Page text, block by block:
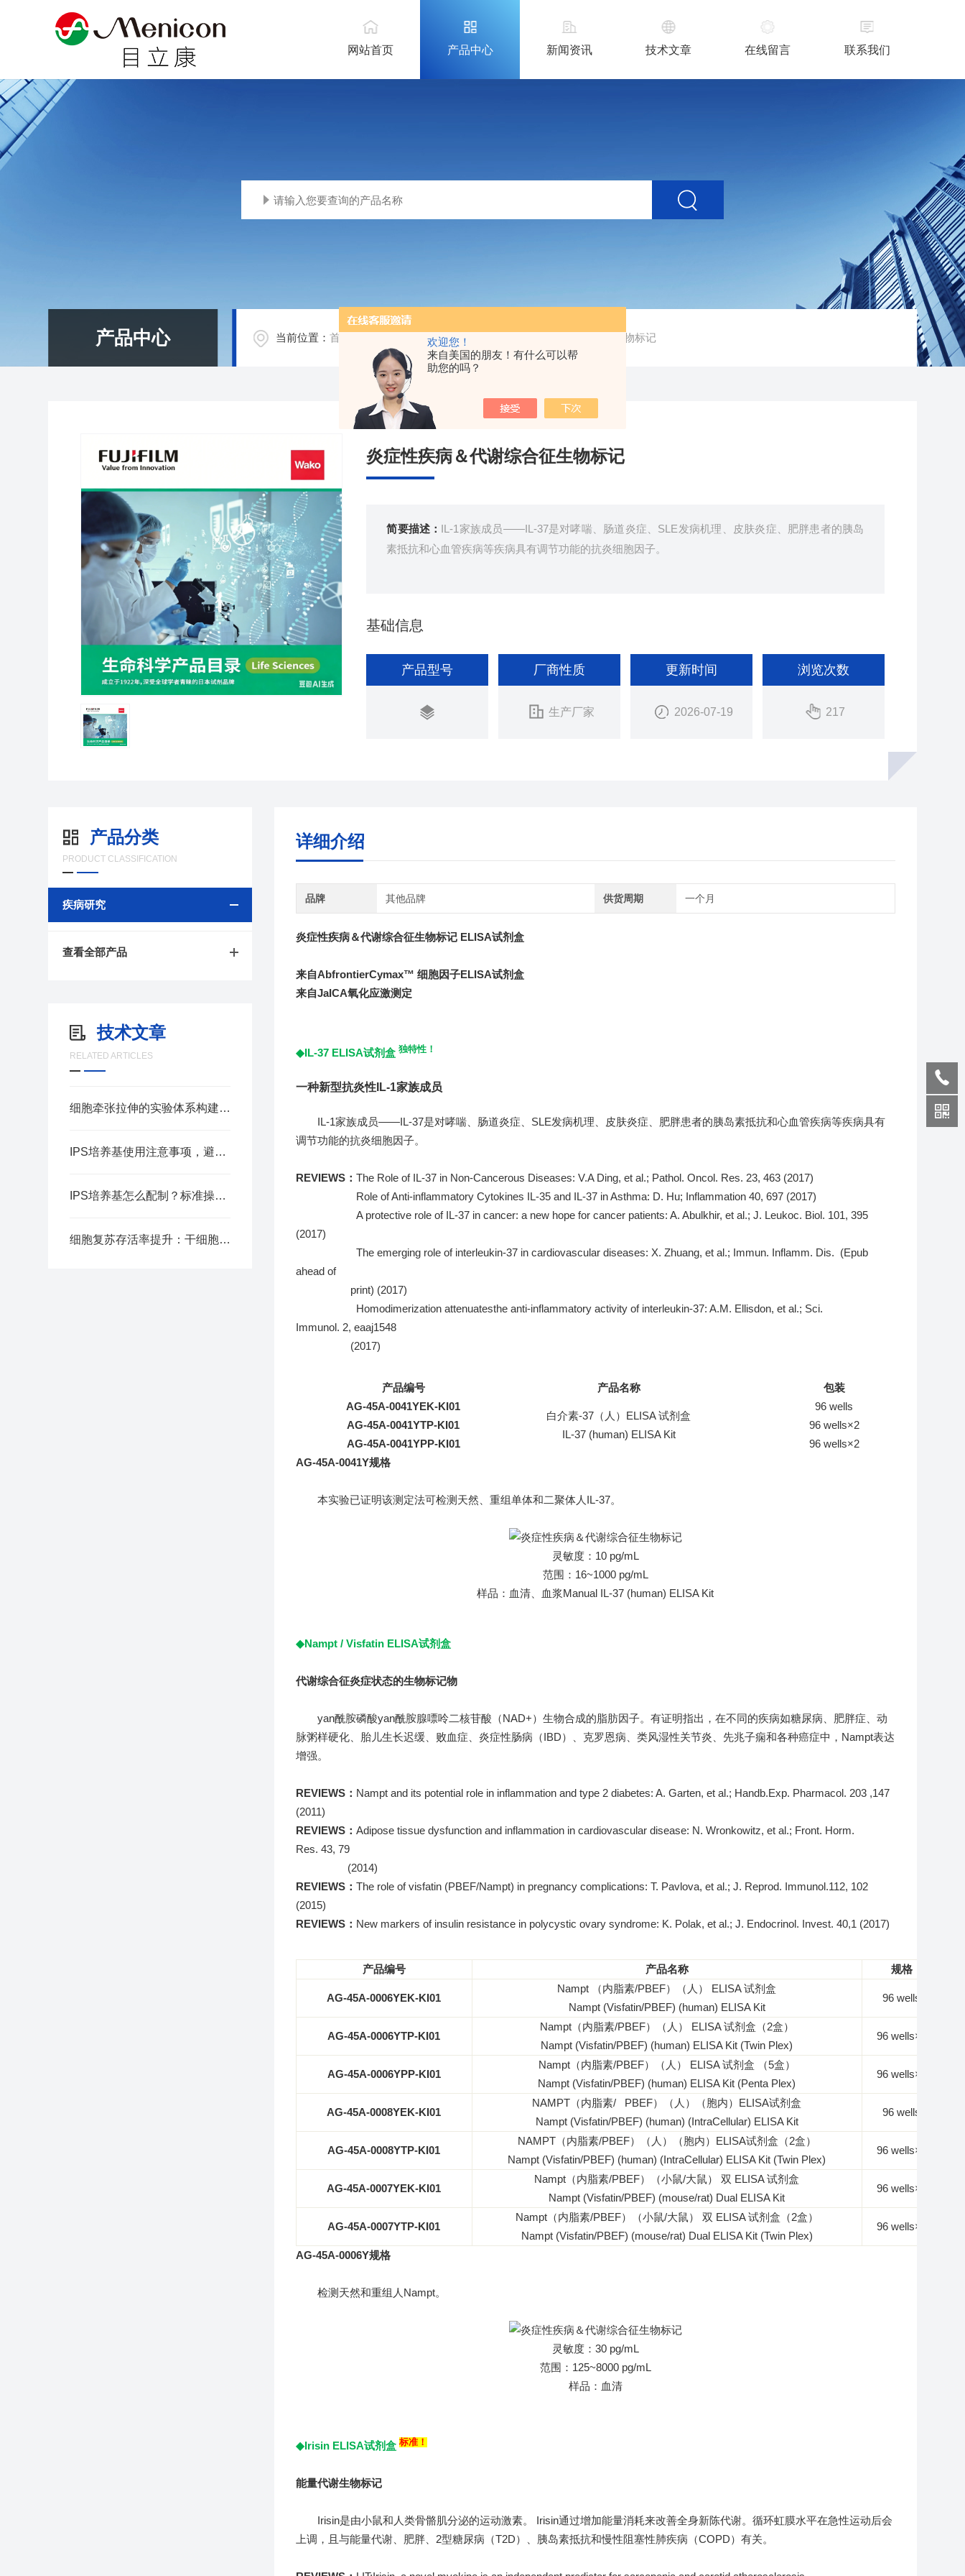
欢迎您！
来自美国的朋友！有什么可以帮
助您的吗？
网站首页 产品中心 新闻资讯 技术文章 在线留言 联系我们
产品中心 当前位置：首页 / /疾病研究 / 炎症性疾病＆代谢综合征生物标记
炎症性疾病＆代谢综合征生物标记
简要描述： IL-1家族成员——IL-37是对哮喘、肠道炎症、SLE发病机理、皮肤炎症、肥胖患者的胰岛
素抵抗和心血管疾病等疾病具有调节功能的抗炎细胞因子。
基础信息
产品型号 厂商性质
生产厂家
更新时间
2026-07-19
浏览次数
217
产品分类
PRODUCT CLASSIFICATION
疾病研究
查看全部产品
技术文章
RELATED ARTICLES
细胞牵张拉伸的实验体系构建要点
IPS培养基使用注意事项，避免菌落检测误差
IPS培养基怎么配制？标准操作步骤汇总
细胞复苏存活率提升：干细胞冻存液应用实操指南
详细介绍
品牌 其他品牌 供货周期 一个月
炎症性疾病＆代谢综合征生物标记ELISA试剂盒
来自AbfrontierCymax™ 细胞因子ELISA试剂盒
来自JaICA氧化应激测定
◆IL-37 ELISA试剂盒 独特性！
一种新型抗炎性IL-1家族成员
IL-1家族成员——IL-37是对哮喘、肠道炎症 SLE发病机理 皮肤炎症
肥胖患者的胰岛素抵抗和心血管疾病等疾病具有
调节功能的抗炎细胞因子。
REVIEWS： The Role of IL-37 in Non-Cancerous Diseases: V.A Ding, et al.; Pathol. Oncol. Res. 23, 463 (2017)
Role of Anti-inflammatory Cytokines IL-35 and IL-37 in Asthma: D. Hu; Inflammation 40, 697(2017)
A protective role of IL-37 in cancer: a new hope for cancer patients: A. Abulkhir, et al.; J. Leukoc. Biol. 101, 395
(2017)
The emerging role of interleukin-37 in cardiovascular diseases: X. Zhuang, et al.; Immun. Inflamm. Dis. (Epub
ahead of
print) (2017)
Homodimerization attenuatesthe anti-inflammatory activity of interleukin-37: A.M. Ellisdon, et al.; Sci.
Immunol. 2, eaaj1548
(2017)
产品编号 产品名称
包装
AG-45A-0041YEK-KI01
白介素-37（人）ELISA 试剂盒
IL-37 (human) ELISA Kit
96 wells
AG-45A-0041YTP-KI01
96 wells×2
AG-45A-0041YPP-KI01
96 wells×2
AG-45A-0041Y规格
本实验已证明该测定法可检测天然 重组单体和二聚体人IL-37。
灵敏度：10 pg/mL
范围：16~1000 pg/mL
样品：血清、血浆Manual IL-37 (human) ELISA Kit
◆Nampt / Visfatin ELISA试剂盒
代谢综合征炎症状态的生物标记物
yan酰胺磷酸yan酰胺腺嘌呤二核苷酸（NAD+）生物合成的脂肪因子。有证明指出，在不同的疾病如糖尿病、肥胖症、动
脉粥样硬化、胎儿生长迟缓、败血症、炎症性肠病（IBD）、克罗恩病、类风湿性关节炎、先兆子痫和各种癌症中，Nampt表达
增强。
REVIEWS： Nampt and its potential role in inflammation and type 2 diabetes: A. Garten, et al.; Handb.Exp. Pharmacol. 203 ,147
(2011)
REVIEWS： Adipose tissue dysfunction and inflammation in cardiovascular disease: N. Wronkowitz, et al.; Front. Horm.
Res. 43, 79
(2014)
REVIEWS： The role of visfatin (PBEF/Nampt) in pregnancy complications: T. Pavlova, et al.; J. Reprod. Immunol.112, 102
(2015)
REVIEWS： New markers of insulin resistance in polycystic ovary syndrome: K. Polak, et al.; J. Endocrinol. Invest. 40,1 (2017)
产品编号 产品名称 规格
AG-45A-0006YEK-KI01
Nampt （内脂素/PBEF）（人） ELISA 试剂盒
Nampt (Visfatin/PBEF) (human) ELISA Kit
96 wells
AG-45A-0006YTP-KI01
Nampt（内脂素/PBEF）（人） ELISA 试剂盒（2盒）
Nampt (Visfatin/PBEF) (human) ELISA Kit (Twin Plex)
96 wells×
AG-45A-0006YPP-KI01
Nampt（内脂素/PBEF）（人） ELISA 试剂盒 （5盒）
Nampt (Visfatin/PBEF) (human) ELISA Kit (Penta Plex)
96 wells×
AG-45A-0008YEK-KI01
NAMPT（内脂素/ PBEF）（人）（胞内）ELISA试剂盒
Nampt (Visfatin/PBEF) (human) (IntraCellular) ELISA Kit
96 wells
AG-45A-0008YTP-KI01
NAMPT（内脂素/PBEF）（人）（胞内）ELISA试剂盒（2盒）
Nampt (Visfatin/PBEF) (human) (IntraCellular) ELISA Kit (Twin Plex)
96 wells×
AG-45A-0007YEK-KI01
Nampt（内脂素/PBEF）（小鼠/大鼠） 双 ELISA 试剂盒
Nampt (Visfatin/PBEF) (mouse/rat) Dual ELISA Kit
96 wells×
AG-45A-0007YTP-KI01
Nampt（内脂素/PBEF）（小鼠/大鼠） 双 ELISA 试剂盒 （2盒）
Nampt (Visfatin/PBEF) (mouse/rat) Dual ELISA Kit (Twin Plex)
96 wells×
AG-45A-0006Y规格
检测天然和重组人Nampt。
灵敏度：30 pg/mL
范围：125~8000 pg/mL
样品：血清
◆Irisin ELISA试剂盒 标准！
能量代谢生物标记
Irisin是由小鼠和人类骨骼肌分泌的运动激素。 Irisin通过增加能量消耗来改善全身新陈代谢。循环虹膜水平在急性运动后会
上调，且与能量代谢、肥胖、2型糖尿病（T2D）、胰岛素抵抗和慢性阻塞性肺疾病（COPD）有关。